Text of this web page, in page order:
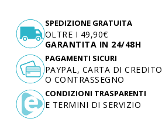
SPEDIZIONE GRATUITA
OLTRE I 49,90€
GARANTITA IN 24/48H
PAGAMENTI SICURI
PAYPAL, CARTA DI CREDITO
O CONTRASSEGNO
CONDIZIONI TRASPARENTI
E TERMINI DI SERVIZIO